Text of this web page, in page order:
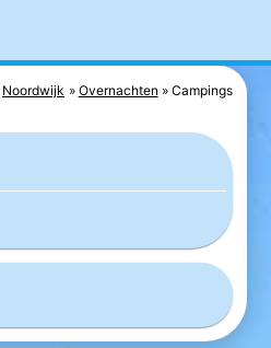
Noordwijk Overnachten Campings